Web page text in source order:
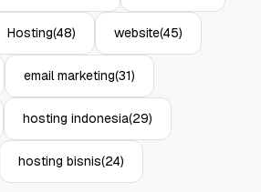
Hosting(48) website(45)
email marketing(31)
hosting indonesia(29)
hosting bisnis(24)